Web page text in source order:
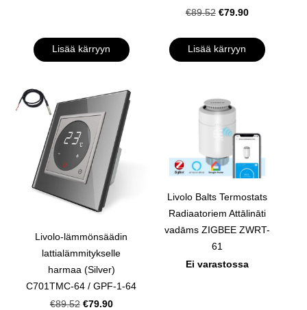
Lisää kärryyn
€89.52 €79.90
Lisää kärryyn
Livolo-lämmönsäädin
lattialämmitykselle
harmaa (Silver)
C701TMC-64 / GPF-1-64
€89.52 €79.90
Livolo Balts Termostats
Radiaatoriem Attālināti
vadāms ZIGBEE ZWRT-
61
Ei varastossa